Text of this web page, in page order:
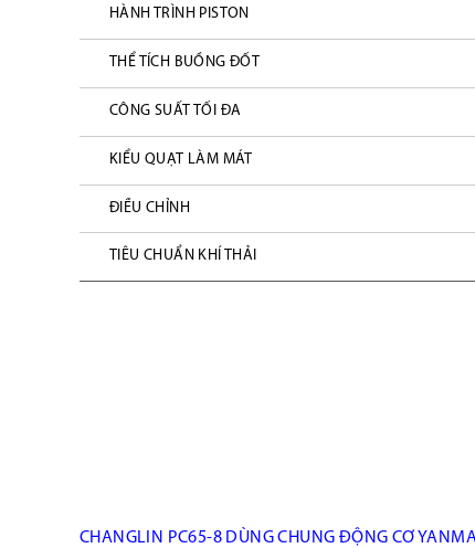
HÀNH TRÌNH PISTON
THỂ TÍCH BUỒNG ĐỐT
CÔNG SUẤT TỐI ĐA
KIỂU QUẠT LÀM MÁT
ĐIỀU CHỈNH
TIÊU CHUẨN KHÍ THẢI
CHANGLIN PC65-8 DÙNG CHUNG ĐỘNG CƠ